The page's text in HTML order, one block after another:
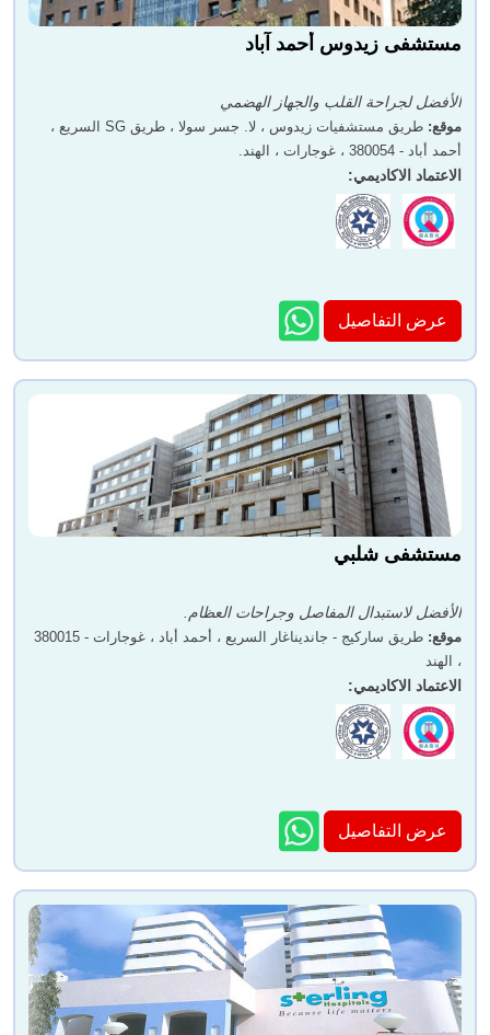
مستشفى زيدوس أحمد آباد
الأفضل لجراحة القلب والجهاز الهضمي
موقع:
طريق مستشفيات زيدوس ، لا. جسر سولا ، طريق SG السريع ،
أحمد أباد - 380054 ، غوجارات ، الهند.
الاعتماد الاكاديمي:
عرض التفاصيل
مستشفى شلبي
الأفضل لاستبدال المفاصل وجراحات العظام.
موقع:
طريق ساركيج - جانديناغار السريع ، أحمد أباد ، غوجارات - 380015
، الهند
الاعتماد الاكاديمي:
عرض التفاصيل